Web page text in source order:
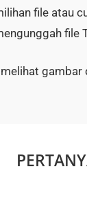
file atau
file